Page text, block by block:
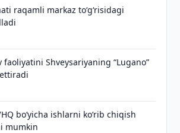
raqamli markaz toʻgʻrisidagi
faoliyatini Shveysariyaning “Lugano”
bo‘yicha ishlarni ko‘rib chiqish
mumkin